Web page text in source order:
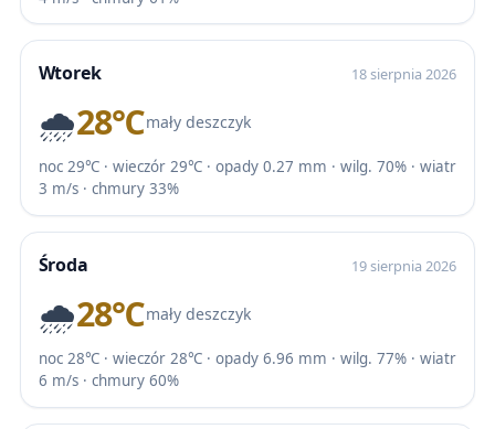
Wtorek 18 sierpnia 2026
🌧️28℃mały deszczyk
noc 29℃ · wieczór 29℃ · opady 0.27 mm · wilg. 70% · wiatr
3 m/s · chmury 33%
Środa 19 sierpnia 2026
🌧️28℃mały deszczyk
noc 28℃ · wieczór 28℃ · opady 6.96 mm · wilg. 77% · wiatr
6 m/s · chmury 60%